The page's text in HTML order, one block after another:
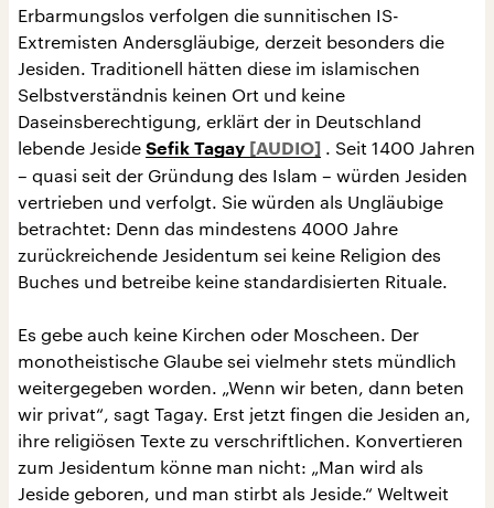
Erbarmungslos verfolgen die sunnitischen IS-
Extremisten Andersgläubige, derzeit besonders die
Jesiden. Traditionell hätten diese im islamischen
Selbstverständnis keinen Ort und keine
Daseinsberechtigung, erklärt der in Deutschland
lebende Jeside Sefik Tagay
. Seit 1400 Jahren
– quasi seit der Gründung des Islam – würden Jesiden
vertrieben und verfolgt. Sie würden als Ungläubige
betrachtet: Denn das mindestens 4000 Jahre
zurückreichende Jesidentum sei keine Religion des
Buches und betreibe keine standardisierten Rituale.
Es gebe auch keine Kirchen oder Moscheen. Der
monotheistische Glaube sei vielmehr stets mündlich
weitergegeben worden. „Wenn wir beten, dann beten
wir privat“, sagt Tagay. Erst jetzt fingen die Jesiden an,
ihre religiösen Texte zu verschriftlichen. Konvertieren
zum Jesidentum könne man nicht: „Man wird als
Jeside geboren, und man stirbt als Jeside.“ Weltweit